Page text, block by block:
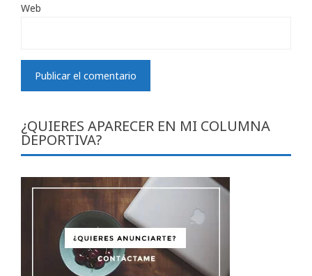
Web
¿QUIERES APARECER EN MI COLUMNA
DEPORTIVA?